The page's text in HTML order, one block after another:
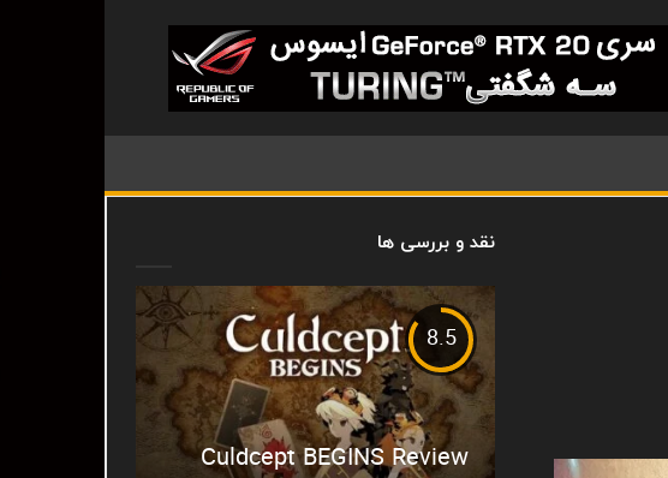
نقد و بررسی ها
8.5
Culdcept BEGINS Review